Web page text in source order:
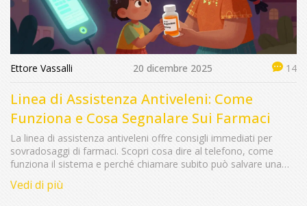
Ettore Vassalli 20 dicembre 2025 14
Linea di Assistenza Antiveleni: Come
Funziona e Cosa Segnalare Sui Farmaci
La linea di assistenza antiveleni offre consigli immediati per
sovradosaggi di farmaci. Scopri cosa dire al telefono, come
funziona il sistema e perché chiamare subito può salvare una
Vedi di più